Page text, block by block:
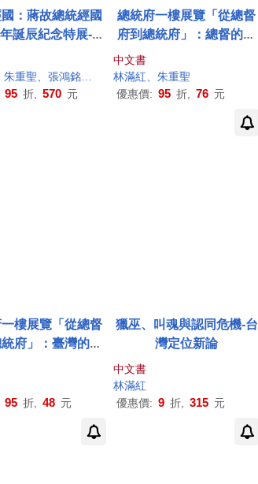
：蔣故總統經國
誕辰紀念特展-虛
多媒體光碟(光碟)
、朱重聖、張鴻銘、莊巧筑
95 折, 570 元
總統府一樓展覽「從總督
府到總統府」：總督的故
中文書
林滿紅 、朱重聖
優惠價: 95 折, 76 元
樓展覽「從總督
府」：臺灣的故
95 折, 48 元
獵巫、叫魂與認同危機-台
灣定位新論
中文書
林滿紅
優惠價: 9 折, 315 元